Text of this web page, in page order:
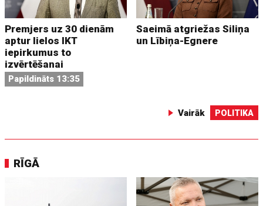
Premjers uz 30 dienām
aptur lielos IKT
iepirkumus to
izvērtēšanai
Papildināts 13:35
Saeimā atgriežas Siliņa
un Lībiņa-Egnere
Vairāk POLITIKA
RĪGĀ